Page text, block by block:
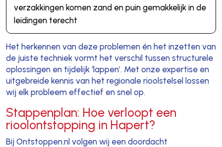
verzakkingen komen zand en puin gemakkelijk in de
leidingen terecht
Het herkennen van deze problemen én het inzetten van
de juiste techniek vormt het verschil tussen structurele
oplossingen en tijdelijk ‘lappen’. Met onze expertise en
uitgebreide kennis van het regionale rioolstelsel lossen
wij elk probleem effectief en snel op.
Stappenplan: Hoe verloopt een
rioolontstopping in Hapert?
Bij Ontstoppen.nl volgen wij een doordacht